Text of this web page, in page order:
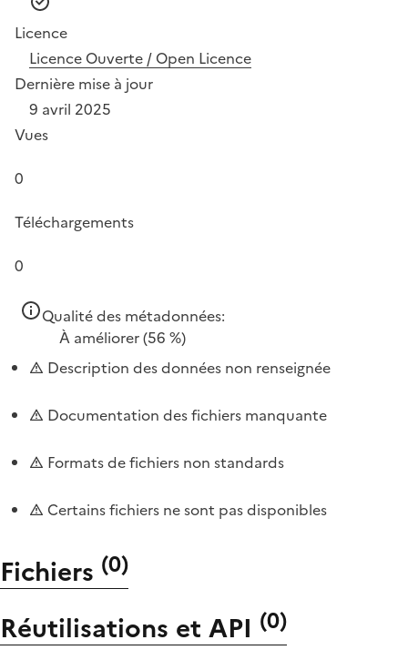
Licence
Licence Ouverte / Open Licence
Dernière mise à jour
9 avril 2025
Vues
0
Téléchargements
0
Qualité des métadonnées:
À améliorer(56 %)
Description des données non renseignée
Documentation des fichiers manquante
Formats de fichiers non standards
Certains fichiers ne sont pas disponibles
Fichiers (0)
Réutilisations et API (0)